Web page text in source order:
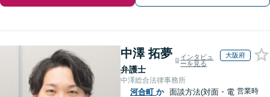
中澤 拓夢
弁護士
インタビュ
ーを見る
大阪府
中澤総合法律事務所
河合町 か 面談方法(対面・電 営業時